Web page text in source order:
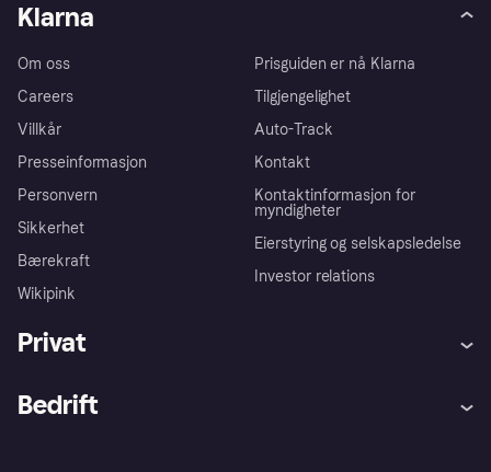
Klarna
Om oss
Careers
Villkår
Presseinformasjon
Personvern
Sikkerhet
Bærekraft
Wikipink
Prisguiden er nå Klarna
Tilgjengelighet
Auto-Track
Kontakt
Kontaktinformasjon for
myndigheter
Eierstyring og selskapsledelse
Investor relations
Privat
Bedrift